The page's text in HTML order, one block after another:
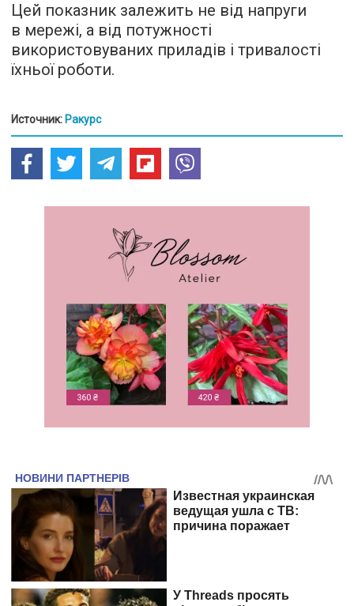
Цей показник залежить не від напруги
в мережі, а від потужності
використовуваних приладів і тривалості
їхньої роботи.
Источник: Ракурс